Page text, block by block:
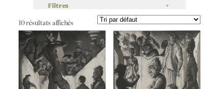
Filtres +
10 résultats affichés